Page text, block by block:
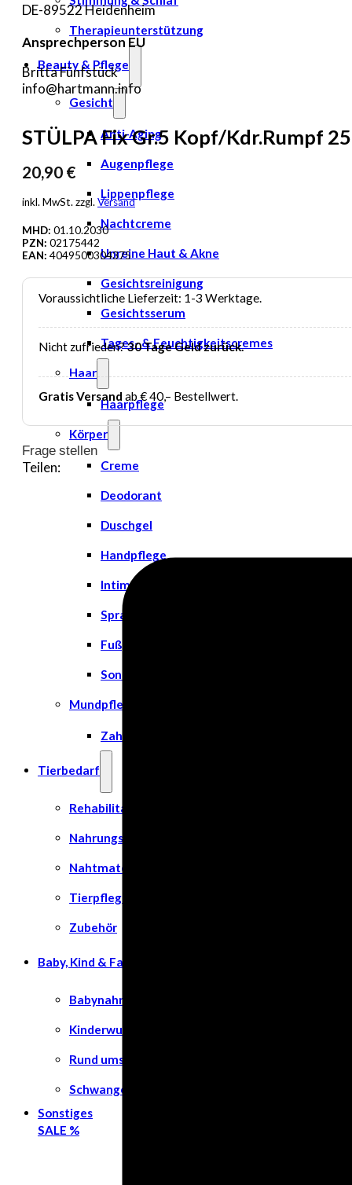
Therapieunterstützung
Beauty & Pflege
Gesicht
Anti-Aging
Augenpflege
Lippenpflege
Nachtcreme
Unreine Haut & Akne
Gesichtsreinigung
Gesichtsserum
Tages- & Feuchtigkeitscremes
Haar
Haarpflege
Körper
Creme
Deodorant
Duschgel
Handpflege
Intimpflege
Spray
Fußpflege
Sonnenschutz
Mundpflege
Zahn- und Mundpflege
Tierbedarf
Rehabilitation & Orthopädie
Nahrungsergänzungsmittel
Nahtmaterial
Tierpflege
Zubehör
Baby, Kind & Familie
Babynahrung
Kinderwunsch
Rund ums Kind
Schwangerschaft
Sonstiges
SALE %
DE-89522 Heidenheim
Ansprechperson EU
Britta Fünfstück
info@hartmann.info
STÜLPA Fix Gr.5 Kopf/Kdr.Rumpf
20,90 €
inkl. MwSt. zzgl.Versand
MHD: 01.10.2030
PZN: 02175442
EAN: 4049500304375
Voraussichtliche Lieferzeit: 1-3 Werktage.
Nicht zufrieden?30 Tage Geld zurück.
Gratis Versand ab € 40,– Bestellwert.
Frage stellen
Teilen: